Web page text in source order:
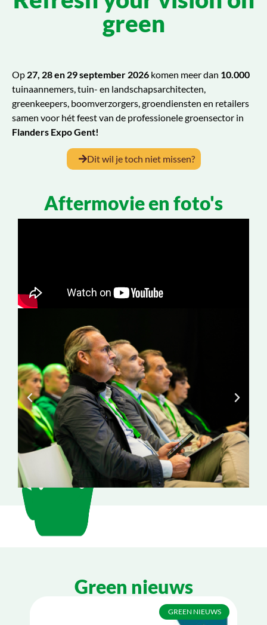
green
Op 27, 28 en 29 september 2026 komen meer dan 10.000
tuinaannemers, tuin- en landschapsarchitecten,
greenkeepers, boomverzorgers, groendiensten en retailers
samen voor hét feest van de professionele groensector in
Flanders Expo Gent!
Dit wil je toch niet missen?
Aftermovie en foto's
Green nieuws
GREEN NIEUWS